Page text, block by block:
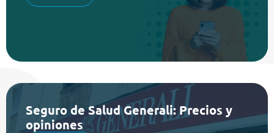
Seguro de Salud Generali: Precios y
opiniones